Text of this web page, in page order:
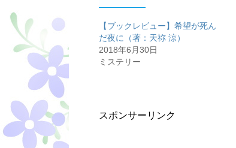
【ブックレビュー】希望が死ん
だ夜に（著：天祢 涼）
2018年6月30日
ミステリー
スポンサーリンク